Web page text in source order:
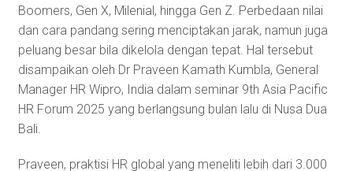
Boomers, Gen X, Milenial, hingga Gen Z. Perbedaan nilai
dan cara pandang sering menciptakan jarak, namun juga
peluang besar bila dikelola dengan tepat. Hal tersebut
disampaikan oleh Dr Praveen Kamath Kumbla, General
Manager HR Wipro, India dalam seminar 9th Asia Pacific
HR Forum 2025 yang berlangsung bulan lalu di Nusa Dua
Bali.
Praveen, praktisi HR global yang meneliti lebih dari 3.000